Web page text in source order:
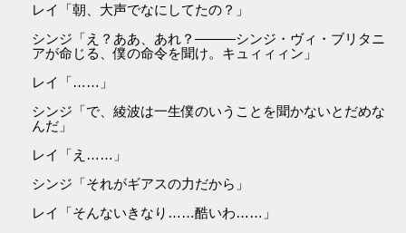
レイ「朝、大声でなにしてたの？」
シンジ「え？ああ、あれ？―――シンジ・ヴィ・ブリタニ
アが命じる、僕の命令を聞け。キュィィィン」
レイ「……」
シンジ「で、綾波は一生僕のいうことを聞かないとだめな
んだ」
レイ「え……」
シンジ「それがギアスの力だから」
レイ「そんないきなり……酷いわ……」